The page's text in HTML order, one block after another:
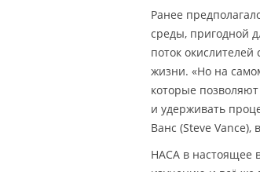
Ранее
среды, пригодной
поток
жизни. «Но на
которые
и удерживать
Ванс (Steve Vance),
НАСА в настоящее